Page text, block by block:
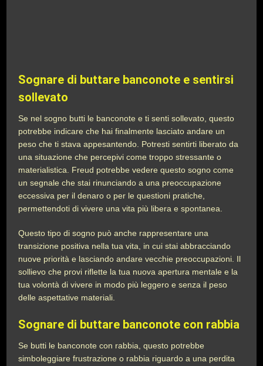
Sognare di buttare banconote e sentirsi
sollevato
Se nel sogno butti le banconote e ti senti sollevato, questo
potrebbe indicare che hai finalmente lasciato andare un
peso che ti stava appesantendo. Potresti sentirti liberato da
una situazione che percepivi come troppo stressante o
materialistica. Freud potrebbe vedere questo sogno come
un segnale che stai rinunciando a una preoccupazione
eccessiva per il denaro o per le questioni pratiche,
permettendoti di vivere una vita più libera e spontanea.
Questo tipo di sogno può anche rappresentare una
transizione positiva nella tua vita, in cui stai abbracciando
nuove priorità e lasciando andare vecchie preoccupazioni. Il
sollievo che provi riflette la tua nuova apertura mentale e la
tua volontà di vivere in modo più leggero e senza il peso
delle aspettative materiali.
Sognare di buttare banconote con rabbia
Se butti le banconote con rabbia, questo potrebbe
simboleggiare frustrazione o rabbia riguardo a una perdita